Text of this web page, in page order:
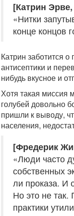
[Катрин
«Нитки
конце концов
Катрин заботится
антисептики и
нибудь вкусное и
Хотя такая миссия
голубей довольно
пришли к выводу,
населения,
[Фредерик
«Люди часто
собственных
ли проказа. И
Но это не так.
практики